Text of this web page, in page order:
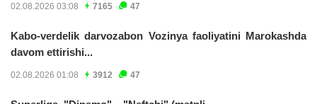
02.08.2026 03:08 7165 47
Kabo-verdelik darvozabon Vozinya faoliyatini Marokashda
davom ettirishi...
02.08.2026 01:08 3912 47